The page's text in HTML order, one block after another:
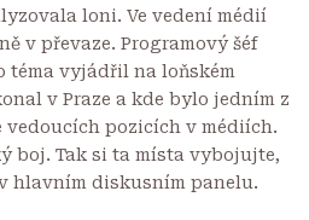
loni. Ve vedení médií
v převaze. Programový šéf
téma vyjádřil na loňském
v Praze a kde bylo jedním z
vedoucích pozicích v médiích.
boj. Tak si ta místa vybojujte,
hlavním diskusním panelu.